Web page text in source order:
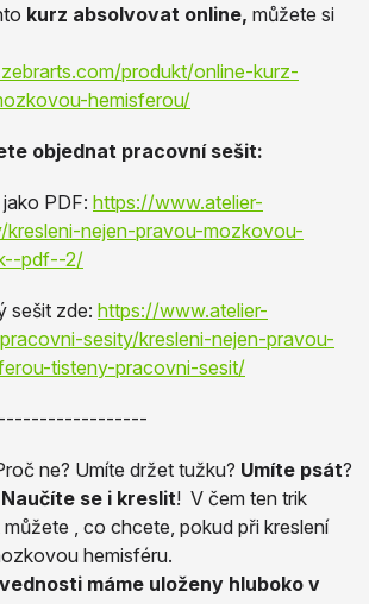
kurz absolvovat online, můžete si
produkt/online-kurz-
hemisferou/
objednat pracovní sešit:
PDF: https://www.atelier-
kresleni-nejen-pravou-mozkovou-
pdf--2/
sešit zde: https://www.atelier-
sesity/kresleni-nejen-pravou-
tisteny-pracovni-sesit/
ne? Umíte držet tužku? Umíte psát?
Naučíte se i kreslit! V čem ten trik
, co chcete, pokud při kreslení
hemisféru.
máme uloženy hluboko v